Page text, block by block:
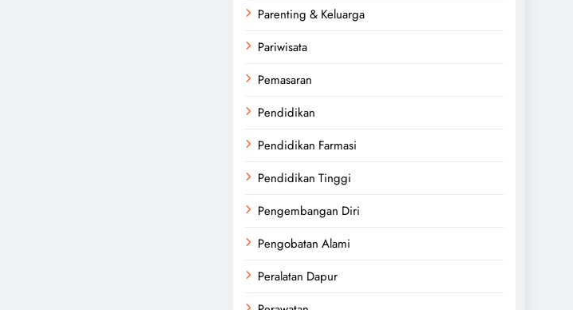
Parenting & Keluarga
Pariwisata
Pemasaran
Pendidikan
Pendidikan Farmasi
Pendidikan Tinggi
Pengembangan Diri
Pengobatan Alami
Peralatan Dapur